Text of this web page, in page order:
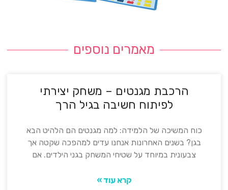
מאמרים נוספים
הרכבת מגנטים – משחק יצירתי
לפיתוח חשיבה בגיל הרך
כוח המשיכה של הלמידה: למה מגנטים הם הלהיט הבא
בגן? בשנים האחרונות אנחנו עדים למהפכה שקטה אך
צבעונית במיוחד על שטיחי המשחק בגני הילדים. אם
קרא עוד »